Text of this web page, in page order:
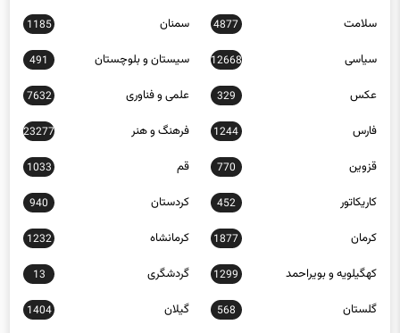
سلامت 4877 سمنان 1185
سیاسی 12668 سیستان و بلوچستان 491
عکس 329 علمی و فناوری 7632
فارس 1244 فرهنگ و هنر 23277
قزوین 770 قم 1033
کاریکاتور 452 کردستان 940
کرمان 1877 کرمانشاه 1232
کهگیلویه و بویراحمد 1299 گردشگری 13
گلستان 568 گیلان 1404